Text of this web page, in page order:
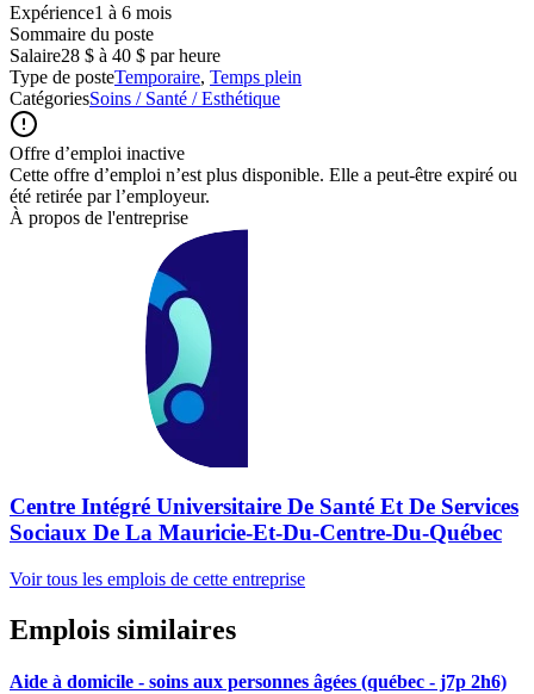
Expérience1 à 6 mois
Sommaire du poste
Salaire28 $ à 40 $ par heure
Type de posteTemporaire, Temps plein
CatégoriesSoins / Santé / Esthétique
Offre d’emploi inactive
Cette offre d’emploi n’est plus disponible. Elle a peut-être expiré ou
été retirée par l’employeur.
À propos de l'entreprise
Centre Intégré Universitaire De Santé Et De Services
Sociaux De La Mauricie-Et-Du-Centre-Du-Québec
Voir tous les emplois de cette entreprise
Emplois similaires
Aide à domicile - soins aux personnes âgées (québec - j7p 2h6)